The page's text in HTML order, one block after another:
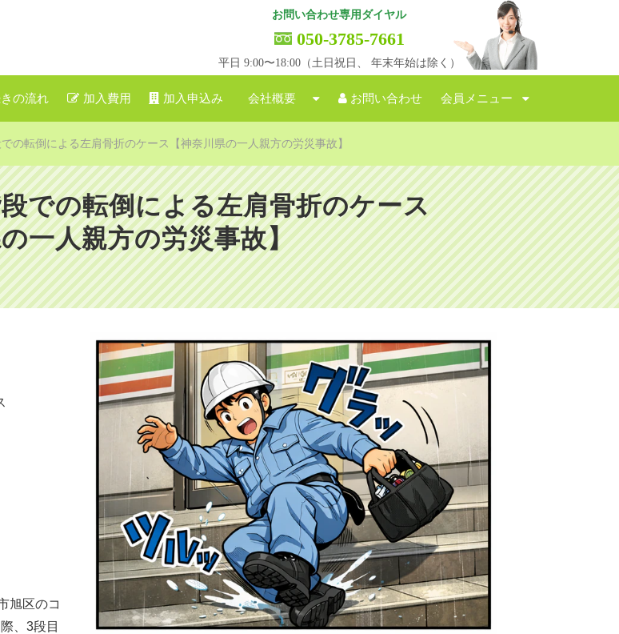
お問い合わせ専用ダイヤル
050-3785-7661
平日 9:00〜18:00（土日祝日、 年末年始は除く）
の流れ 加入費用 加入申込み 会社概要 お問い合わせ 会員メニュー
の転倒による左肩骨折のケース【神奈川県の一人親方の労災事故】
での転倒による左肩骨折のケース
一人親方の労災事故】
旭区のコ
、3段目